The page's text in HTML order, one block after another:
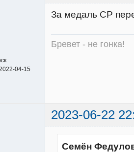
04-15
За медаль СР
Бревет - не гонка!
2023-06-22
Семён